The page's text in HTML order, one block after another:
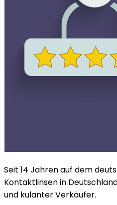
Seit 14 Jahren auf dem
Kontaktlinsen in
und kulanter Verkäufer.